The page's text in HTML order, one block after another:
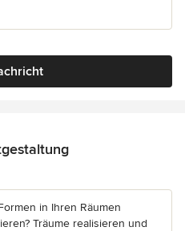
von 5 Sternen
in Ihren Räumen
Träume realisieren und